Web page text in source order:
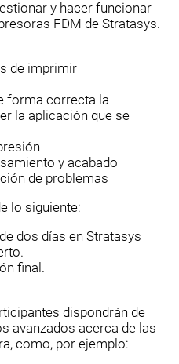
y hacer funcionar
FDM de Stratasys.
de imprimir
forma correcta la
la aplicación que se
y acabado
de problemas
lo siguiente:
dos días en Stratasys
final.
dispondrán de
avanzados acerca de las
como, por ejemplo: